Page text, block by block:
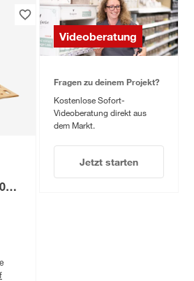
Videoberatung
Fragen zu deinem Projekt?
Kostenlose Sofort-
Videoberatung direkt aus
dem Markt.
Jetzt starten